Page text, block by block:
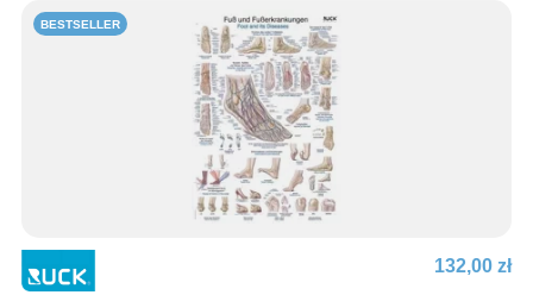
BESTSELLER
132,00 zł